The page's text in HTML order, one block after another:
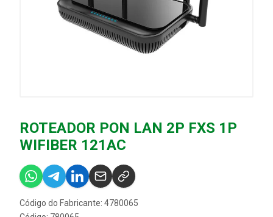
ROTEADOR PON LAN 2P FXS 1P
WIFIBER 121AC
Código do Fabricante: 4780065